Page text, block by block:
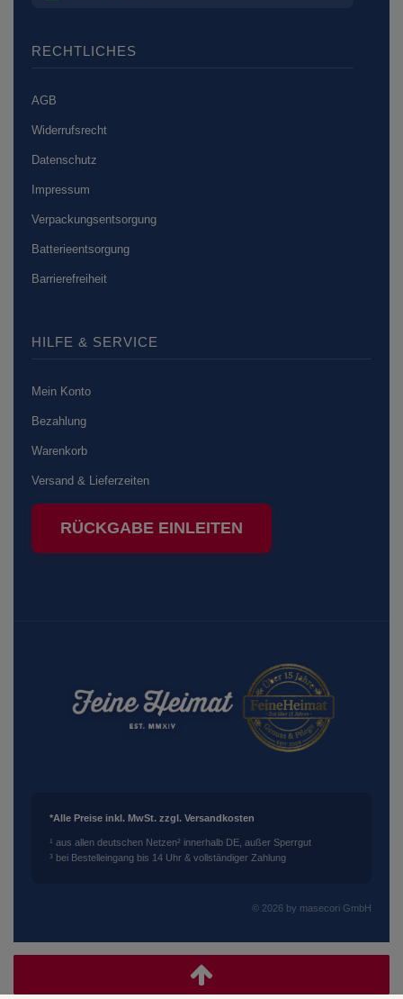
RECHTLICHES
AGB
Widerrufsrecht
Datenschutz
Impressum
Verpackungsentsorgung
Batterieentsorgung
Barrierefreiheit
HILFE & SERVICE
Mein Konto
Bezahlung
Warenkorb
Versand & Lieferzeiten
RÜCKGABE EINLEITEN
*Alle Preise inkl. MwSt. zzgl. Versandkosten
¹ aus allen deutschen Netzen² innerhalb DE, außer Sperrgut
³ bei Bestelleingang bis 14 Uhr & vollständiger Zahlung
© 2026 by masecori GmbH